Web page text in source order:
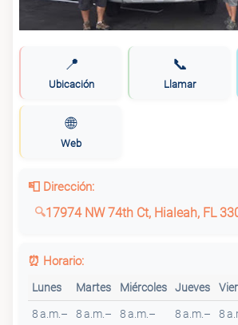
📍
Ubicación
📞
Llamar
🌐
Web
📮 Dirección:
17974 NW 74th Ct, Hialeah, FL
⏰ Horario:
Lunes Martes Miércoles Jueves
8 a.m.–
8 a.m.–
8 a.m.–
8 a.m.–
8